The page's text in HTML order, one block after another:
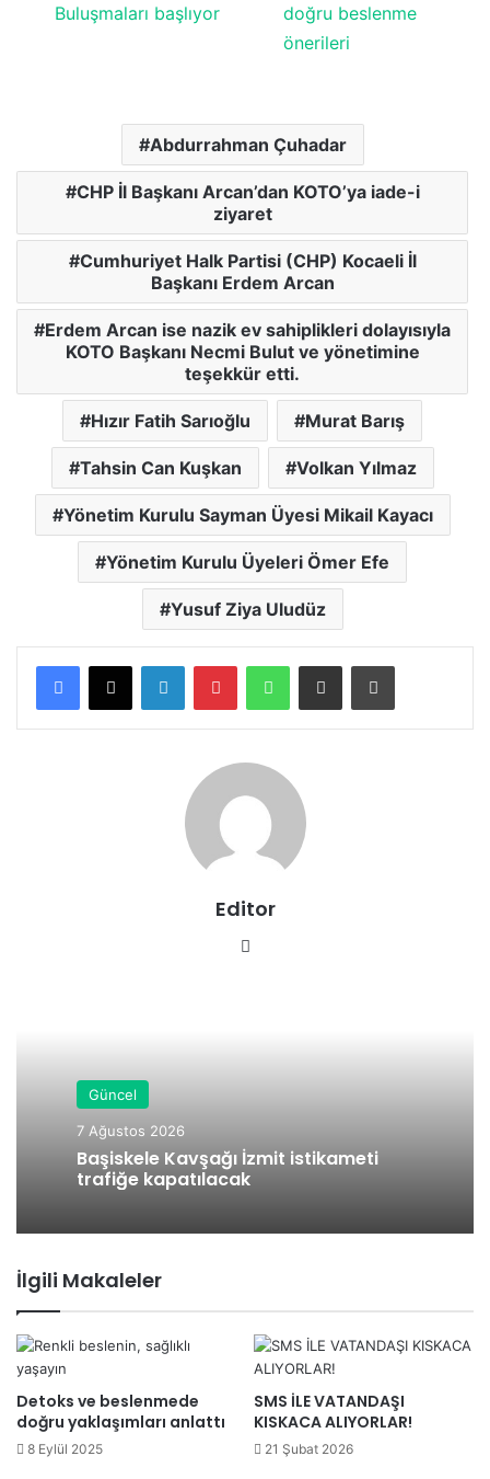
Buluşmaları başlıyor
doğru beslenme
önerileri
Abdurrahman Çuhadar
CHP İl Başkanı Arcan’dan KOTO’ya iade-i
ziyaret
Cumhuriyet Halk Partisi (CHP) Kocaeli İl
Başkanı Erdem Arcan
Erdem Arcan ise nazik ev sahiplikleri dolayısıyla
KOTO Başkanı Necmi Bulut ve yönetimine
teşekkür etti.
Hızır Fatih Sarıoğlu Murat Barış
Tahsin Can Kuşkan Volkan Yılmaz
Yönetim Kurulu Sayman Üyesi Mikail Kayacı
Yönetim Kurulu Üyeleri Ömer Efe
Yusuf Ziya Uludüz
Editor
Güncel
7 Ağustos 2026
Başiskele Kavşağı İzmit istikameti
trafiğe kapatılacak
İlgili Makaleler
Detoks ve beslenmede
doğru yaklaşımları anlattı
8 Eylül 2025
SMS İLE VATANDAŞI
KISKACA ALIYORLAR!
21 Şubat 2026